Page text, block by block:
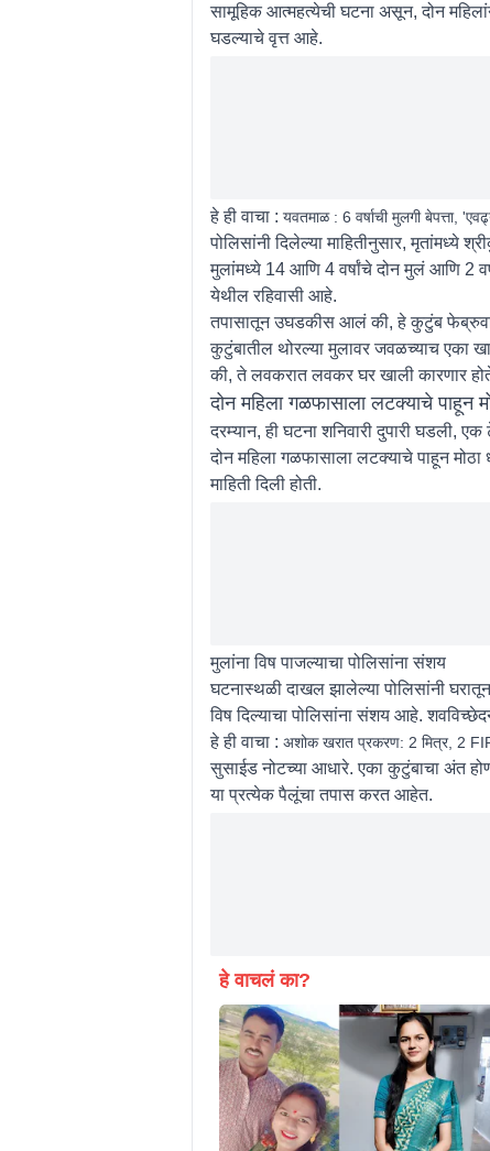
सामूहिक आत्महत्येची घटना असून, दोन
घडल्याचे वृत्त आहे.
हे ही वाचा : यवतमाळ : 6 वर्षाची मुलगी बेपत्ता,
पोलिसांनी दिलेल्या माहितीनुसार, मृतांमध्ये
मुलांमध्ये 14 आणि 4 वर्षांचे दोन मुलं आणि 2
येथील रहिवासी आहे.
तपासातून उघडकीस आलं की, हे कुटुंब फेब्रुवारी
कुटुंबातील थोरल्या मुलावर जवळच्याच एका
की, ते लवकरात लवकर घर खाली कारणार
दोन महिला गळफासाला लटक्याचे पाहून
दरम्यान, ही घटना शनिवारी दुपारी घडली,
दोन महिला गळफासाला लटक्याचे पाहून
माहिती दिली होती.
मुलांना विष पाजल्याचा पोलिसांना संशय
घटनास्थळी दाखल झालेल्या पोलिसांनी
विष दिल्याचा पोलिसांना संशय आहे.
हे ही वाचा : अशोक खरात प्रकरण: 2 मित्र, 2
सुसाईड नोटच्या आधारे. एका कुटुंबाचा अंत
या प्रत्येक पैलूंचा तपास करत आहेत.
हे वाचलं का?